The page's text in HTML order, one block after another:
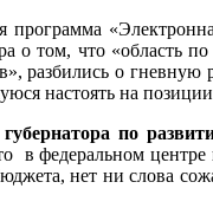
программа
о том, что «область
разбились о
настоять на
губернатора по
в федеральном
нет ни слова